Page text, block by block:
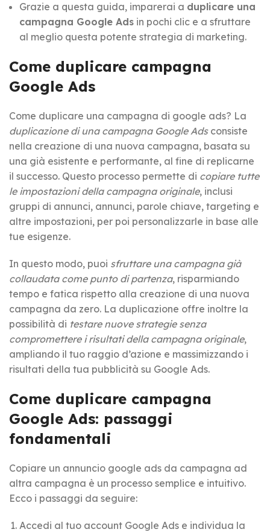
Grazie a questa guida, imparerai a duplicare una
campagna Google Ads in pochi clic e a sfruttare
al meglio questa potente strategia di marketing.
Come duplicare campagna
Google Ads
Come duplicare una campagna di google ads? La
duplicazione di una campagna Google Adsconsiste
nella creazione di una nuova campagna, basata su
una già esistente e performante, al fine di replicarne
il successo. Questo processo permette di copiare tutte
le impostazioni della campagna originale, inclusi
gruppi di annunci, annunci, parole chiave, targeting e
altre impostazioni, per poi personalizzarle in base alle
tue esigenze.
In questo modo, puoi sfruttare una campagna già
collaudata come punto di partenza, risparmiando
tempo e fatica rispetto alla creazione di una nuova
campagna da zero. La duplicazione offre inoltre la
possibilità di testare nuove strategie senza
compromettere i risultati della campagna originale,
ampliando il tuo raggio d’azione e massimizzando i
risultati della tua pubblicità su Google Ads.
Come duplicare campagna
Google Ads: passaggi
fondamentali
Copiare un annuncio google ads da campagna ad
altra campagna è un processo semplice e intuitivo.
Ecco i passaggi da seguire:
Accedi al tuo account Google Ads e individua la